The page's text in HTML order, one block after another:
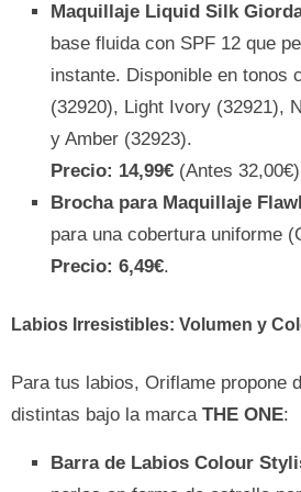
Maquillaje Liquid Silk
base fluida con SPF 12 que
instante. Disponible en tonos
(32920), Light Ivory (32921),
y Amber (32923).
Precio: 14,99€ (Antes
Brocha para Maquillaje
para una cobertura uniforme
Precio: 6,49€.
Labios Irresistibles: Volumen y
Para tus labios, Oriflame propone
distintas bajo la marca THE ONE:
Barra de Labios Colour